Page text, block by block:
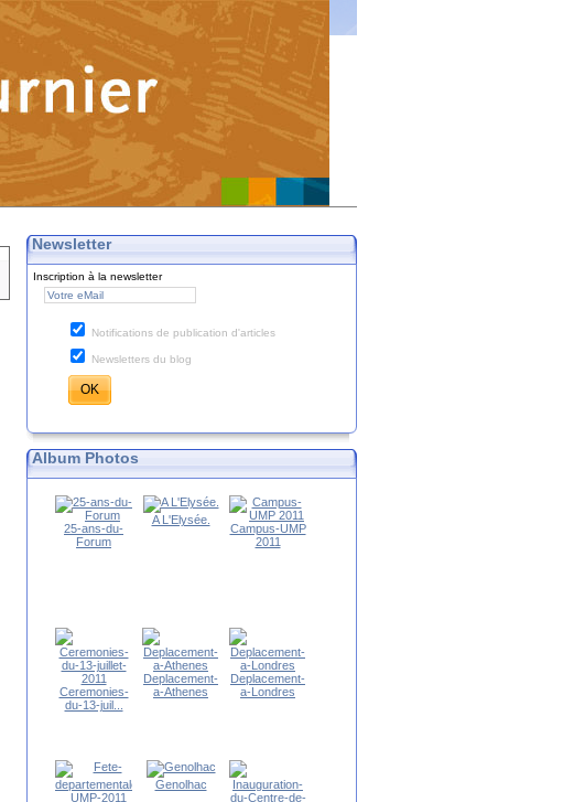
Newsletter
Inscription à la newsletter
Notifications de publication d'articles
Newsletters du blog
Album Photos
25-ans-du-
Forum
A L'Elysée.
Campus-UMP
2011
Ceremonies-
du-13-juil...
Deplacement-
a-Athenes
Deplacement-
a-Londres
Genolhac